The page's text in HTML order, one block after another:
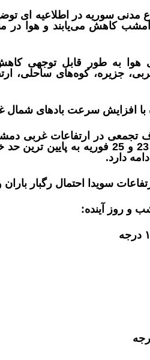
مدنی سوریه در اطلاعیه ای
کاهش می‌یابند و هوا در
هوا به طور قابل توجهی
جزیره، کوه‌های ساحلی،
با افزایش سرعت باد‌های
تجمعی در ارتفاعات غربی
دمای هوا در بازه زمانی بین 23 و 25
دارد.
سویدا احتمال رگبار باران
و روز آینده: